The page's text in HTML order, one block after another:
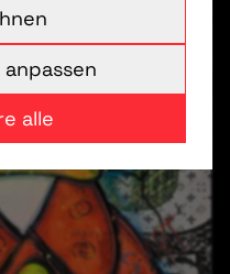
alle